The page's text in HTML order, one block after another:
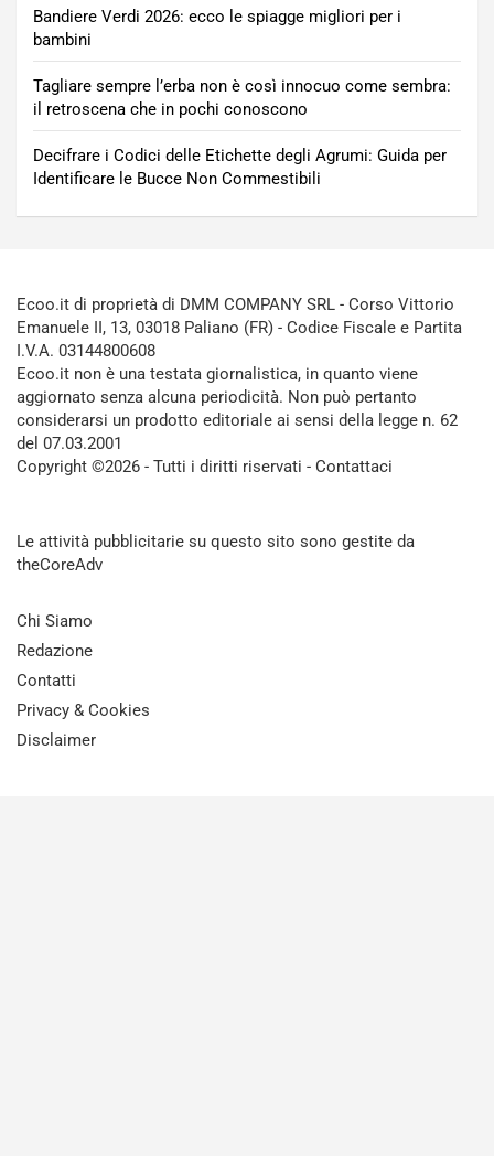
Bandiere Verdi 2026: ecco le spiagge migliori per i
bambini
Tagliare sempre l’erba non è così innocuo come sembra:
il retroscena che in pochi conoscono
Decifrare i Codici delle Etichette degli Agrumi: Guida per
Identificare le Bucce Non Commestibili
Ecoo.it di proprietà di DMM COMPANY SRL - Corso Vittorio
Emanuele II, 13, 03018 Paliano (FR) - Codice Fiscale e Partita
I.V.A. 03144800608
Ecoo.it non è una testata giornalistica, in quanto viene
aggiornato senza alcuna periodicità. Non può pertanto
considerarsi un prodotto editoriale ai sensi della legge n. 62
del 07.03.2001
Copyright ©2026 - Tutti i diritti riservati - Contattaci
Le attività pubblicitarie su questo sito sono gestite da
theCoreAdv
Chi Siamo
Redazione
Contatti
Privacy & Cookies
Disclaimer